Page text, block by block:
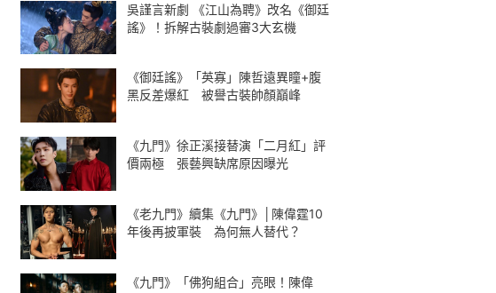
吳謹言新劇 《江山為聘》改名《御廷
謠》！拆解古裝劇過審3大玄機
《御廷謠》「英寡」陳哲遠異瞳+腹
黑反差爆紅 被譽古裝帥顏巔峰
《九門》徐正溪接替演「二月紅」評
價兩極 張藝興缺席原因曝光
《老九門》續集《九門》│陳偉霆10
年後再披軍裝 為何無人替代？
《九門》「佛狗組合」亮眼！陳偉